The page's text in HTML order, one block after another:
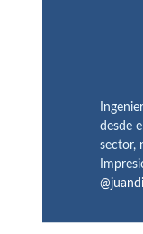
desde
sector,